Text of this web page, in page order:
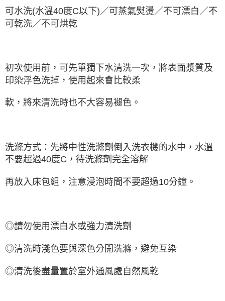
可水洗(水溫40度C以下)／可蒸氣熨燙／不可漂白／不
可乾洗／不可烘乾
初次使用前，可先單獨下水清洗一次，將表面漿質及
印染浮色洗掉，使用起來會比較柔
軟，將來清洗時也不大容易褪色。
洗滌方式：先將中性洗滌劑倒入洗衣機的水中，水溫
不要超過40度C，待洗滌劑完全溶解
再放入床包組，注意浸泡時間不要超過10分鐘。
◎請勿使用漂白水或強力清洗劑
◎清洗時淺色要與深色分開洗滌，避免互染
◎清洗後盡量置於室外通風處自然風乾